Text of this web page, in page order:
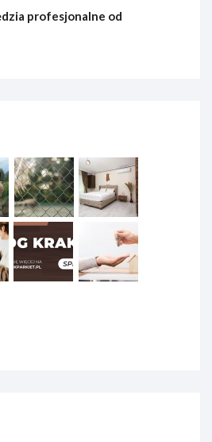
profesjonalne od